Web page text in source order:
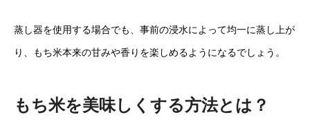
蒸し器を使用する場合でも、事前の浸水によって均一に蒸し上が
り、もち米本来の甘みや香りを楽しめるようになるでしょう。
もち米を美味しくする方法とは？